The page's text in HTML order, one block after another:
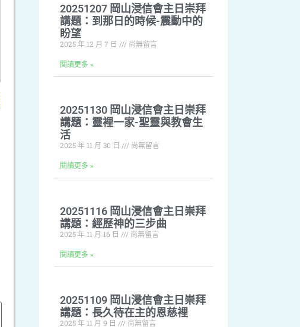
20251207 岡山浸信會主日崇拜
講題：到那日的時候-震動中的
盼望
2025 年 12 月 7 日 尚無留言
閱讀更多 »
20251130 岡山浸信會主日崇拜
講題：靈裡一家-聖靈與教會生
活
2025 年 11 月 30 日 尚無留言
閱讀更多 »
20251116 岡山浸信會主日崇拜
講題：經歷神的三步曲
2025 年 11 月 16 日 尚無留言
閱讀更多 »
20251109 岡山浸信會主日崇拜
講題：長久待在主的恩慈裡
2025 年 11 月 9 日 尚無留言